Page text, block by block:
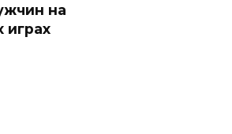
на
играх